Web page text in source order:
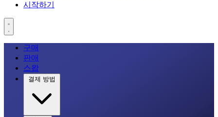
시작하기
구매
판매
스왑
결제 방법